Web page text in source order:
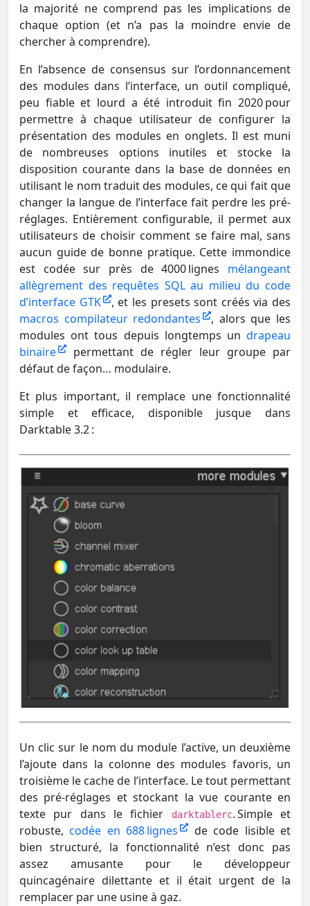
la majorité ne comprend pas les implications de
chaque option (et n’a pas la moindre envie de
chercher à comprendre).
En l’absence de consensus sur l’ordonnancement
des modules dans l’interface, un outil compliqué,
peu fiable et lourd a été introduit fin 2020 pour
permettre à chaque utilisateur de configurer la
présentation des modules en onglets. Il est muni
de nombreuses options inutiles et stocke la
disposition courante dans la base de données en
utilisant le nom traduit des modules, ce qui fait que
changer la langue de l’interface fait perdre les pré-
réglages. Entièrement configurable, il permet aux
utilisateurs de choisir comment se faire mal, sans
aucun guide de bonne pratique. Cette immondice
est codée sur près de 4000 lignes mélangeant
allègrement des requêtes SQL au milieu du code
d’interface GTK
, et les presets sont créés via des
macros compilateur redondantes , alors que les
modules ont tous depuis longtemps un drapeau
binaire
permettant de régler leur groupe par
défaut de façon… modulaire.
Et plus important, il remplace une fonctionnalité
simple et efficace, disponible jusque dans
Darktable 3.2 :
Un clic sur le nom du module l’active, un deuxième
l’ajoute dans la colonne des modules favoris, un
troisième le cache de l’interface. Le tout permettant
des pré-réglages et stockant la vue courante en
texte pur dans le fichier
darktablerc. Simple et
robuste,codée en 688 lignes
de code lisible et
bien structuré, la fonctionnalité n’est donc pas
assez amusante pour le développeur
quincagénaire dilettante et il était urgent de la
remplacer par une usine à gaz.